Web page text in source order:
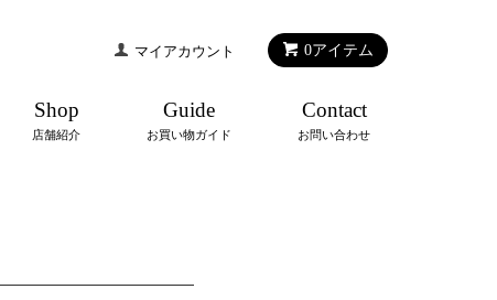
0アイテム
マイアカウント
Shop
店舗紹介
Guide
お買い物ガイド
Contact
お問い合わせ